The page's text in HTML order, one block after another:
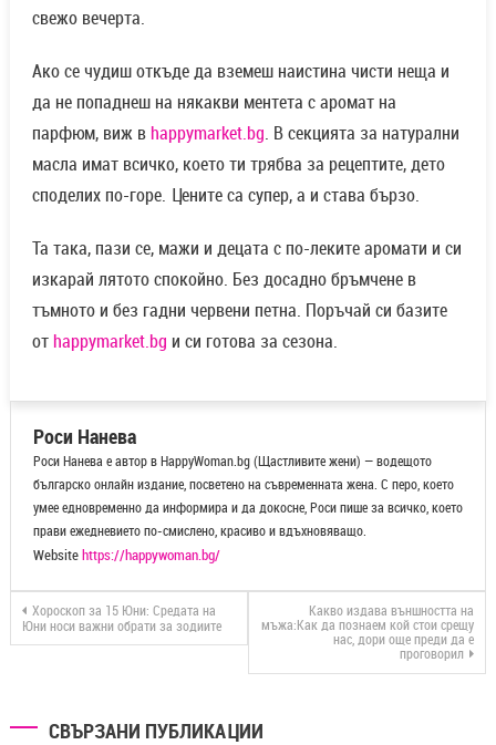
свежо вечерта.
Ако се чудиш откъде да вземеш наистина чисти неща и
да не попаднеш на някакви ментета с аромат на
парфюм, виж вhappymarket.bg. В секцията за натурални
масла имат всичко, което ти трябва за рецептите, дето
споделих по-горе. Цените са супер, а и става бързо.
Та така, пази се, мажи и децата с по-леките аромати и си
изкарай лятото спокойно. Без досадно бръмчене в
тъмното и без гадни червени петна. Поръчай си базите
отhappymarket.bg и си готова за сезона.
Роси Нанева
Роси Нанева е автор в HappyWoman.bg (Щастливите жени) — водещото
българско онлайн издание, посветено на съвременната жена. С перо, което
умее едновременно да информира и да докосне, Роси пише за всичко, което
прави ежедневието по-смислено, красиво и вдъхновяващо.
Websitehttps://happywoman.bg/
Хороскоп за 15 Юни: Средата на
Юни носи важни обрати за зодиите
Какво издава външността на
мъжа:Как да познаем кой стои срещу
нас, дори още преди да е
проговорил
СВЪРЗАНИ ПУБЛИКАЦИИ